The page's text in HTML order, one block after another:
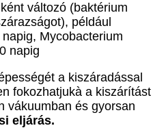
változó (baktérium
például
Mycobacterium
napig
a kiszáradással
fokozhatjukà a kiszárítást
vákuumban és gyorsan
eljárás.